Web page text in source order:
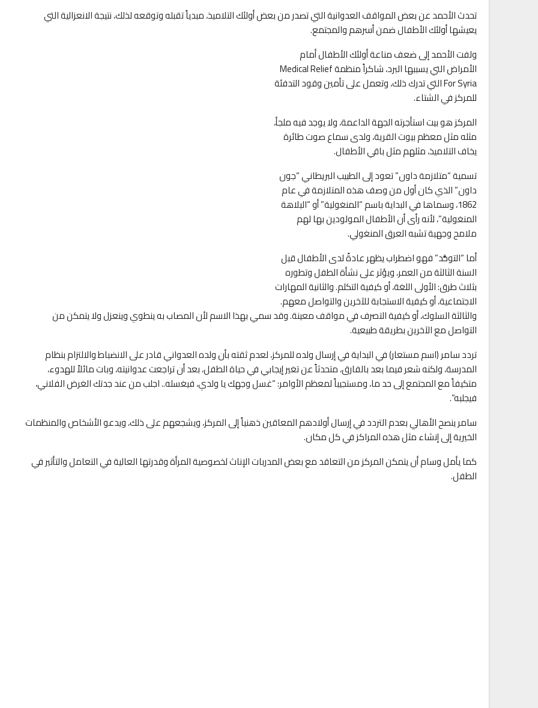
تحدث الأحمد عن بعض المواقف العدوانية التي تصدر من بعض أولئك التلاميذ، مبدياً تقبله وتوقعه لذلك، نتيجة الانعزالية التي
يعيشها أولئك الأطفال ضمن أسرهم والمجتمع.
ولفت الأحمد إلى ضعف مناعة أولئك الأطفال أمام
الأمراض التي يسببها البرد، شاكراً منظمة Medical Relief
For Syria التي تدرك ذلك، وتعمل على تأمين وقود التدفئة
للمركز في الشتاء.
المركز هو بيت استأجرته الجهة الداعمة، ولا يوجد فيه ملجأ،
مثله مثل معظم بيوت القرية، ولدى سماع صوت طائرة
يخاف التلاميذ، مثلهم مثل باقي الأطفال.
تسمية “متلازمة داون” تعود إلى الطبيب البريطاني “جون
داون” الذي كان أول من وصف هذه المتلازمة في عام
1862، وسماها في البداية باسم “المنغولية” أو “البلاهة
المنغولية”، لأنه رأى أن الأطفال المولودين بها لهم
ملامح وجهية تشبه العرق المنغولي.
أما “التوحُّد” فهو اضطراب يظهر عادةً لدى الأطفال قبل
السنة الثالثة من العمر، ويؤثر على نشأة الطفل وتطوره
بثلاث طرق: الأولى اللغة، أو كيفية التكلم. والثانية المهارات
الاجتماعية، أو كيفية الاستجابة للآخرين والتواصل معهم.
والثالثة السلوك، أو كيفية التصرف في مواقف معينة. وقد سمي بهذا الاسم لأن المصاب به ينطوي وينعزل ولا يتمكن من
التواصل مع الآخرين بطريقة طبيعية.
تردد سامر (اسم مستعار) في البداية في إرسال ولده للمركز، لعدم ثقته بأن ولده العدواني قادر على الانضباط والالتزام بنظام
المدرسة، ولكنه شعر فيما بعد بالفارق، متحدثاً عن تغير إيجابي في حياة الطفل، بعد أن تراجعت عدوانيته، وبات مائلاً للهدوء،
متكيفاً مع المجتمع إلى حد ما، ومستجيباً لمعظم الأوامر: “غسل وجهك يا ولدي، فيغسله.. اجلب من عند جدتك الغرض الفلاني،
فيجلبه”.
سامر ينصح الأهالي بعدم التردد في إرسال أولادهم المعاقين ذهنياً إلى المركز، ويشجعهم على ذلك، ويدعو الأشخاص والمنظمات
الخيرية إلى إنشاء مثل هذه المراكز في كل مكان.
كما يأمل وسام أن يتمكن المركز من التعاقد مع بعض المدربات الإناث لخصوصية المرأة وقدرتها العالية في التعامل والتأثير في
الطفل.